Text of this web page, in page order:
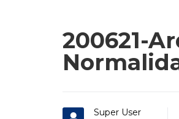
200621-
Super User